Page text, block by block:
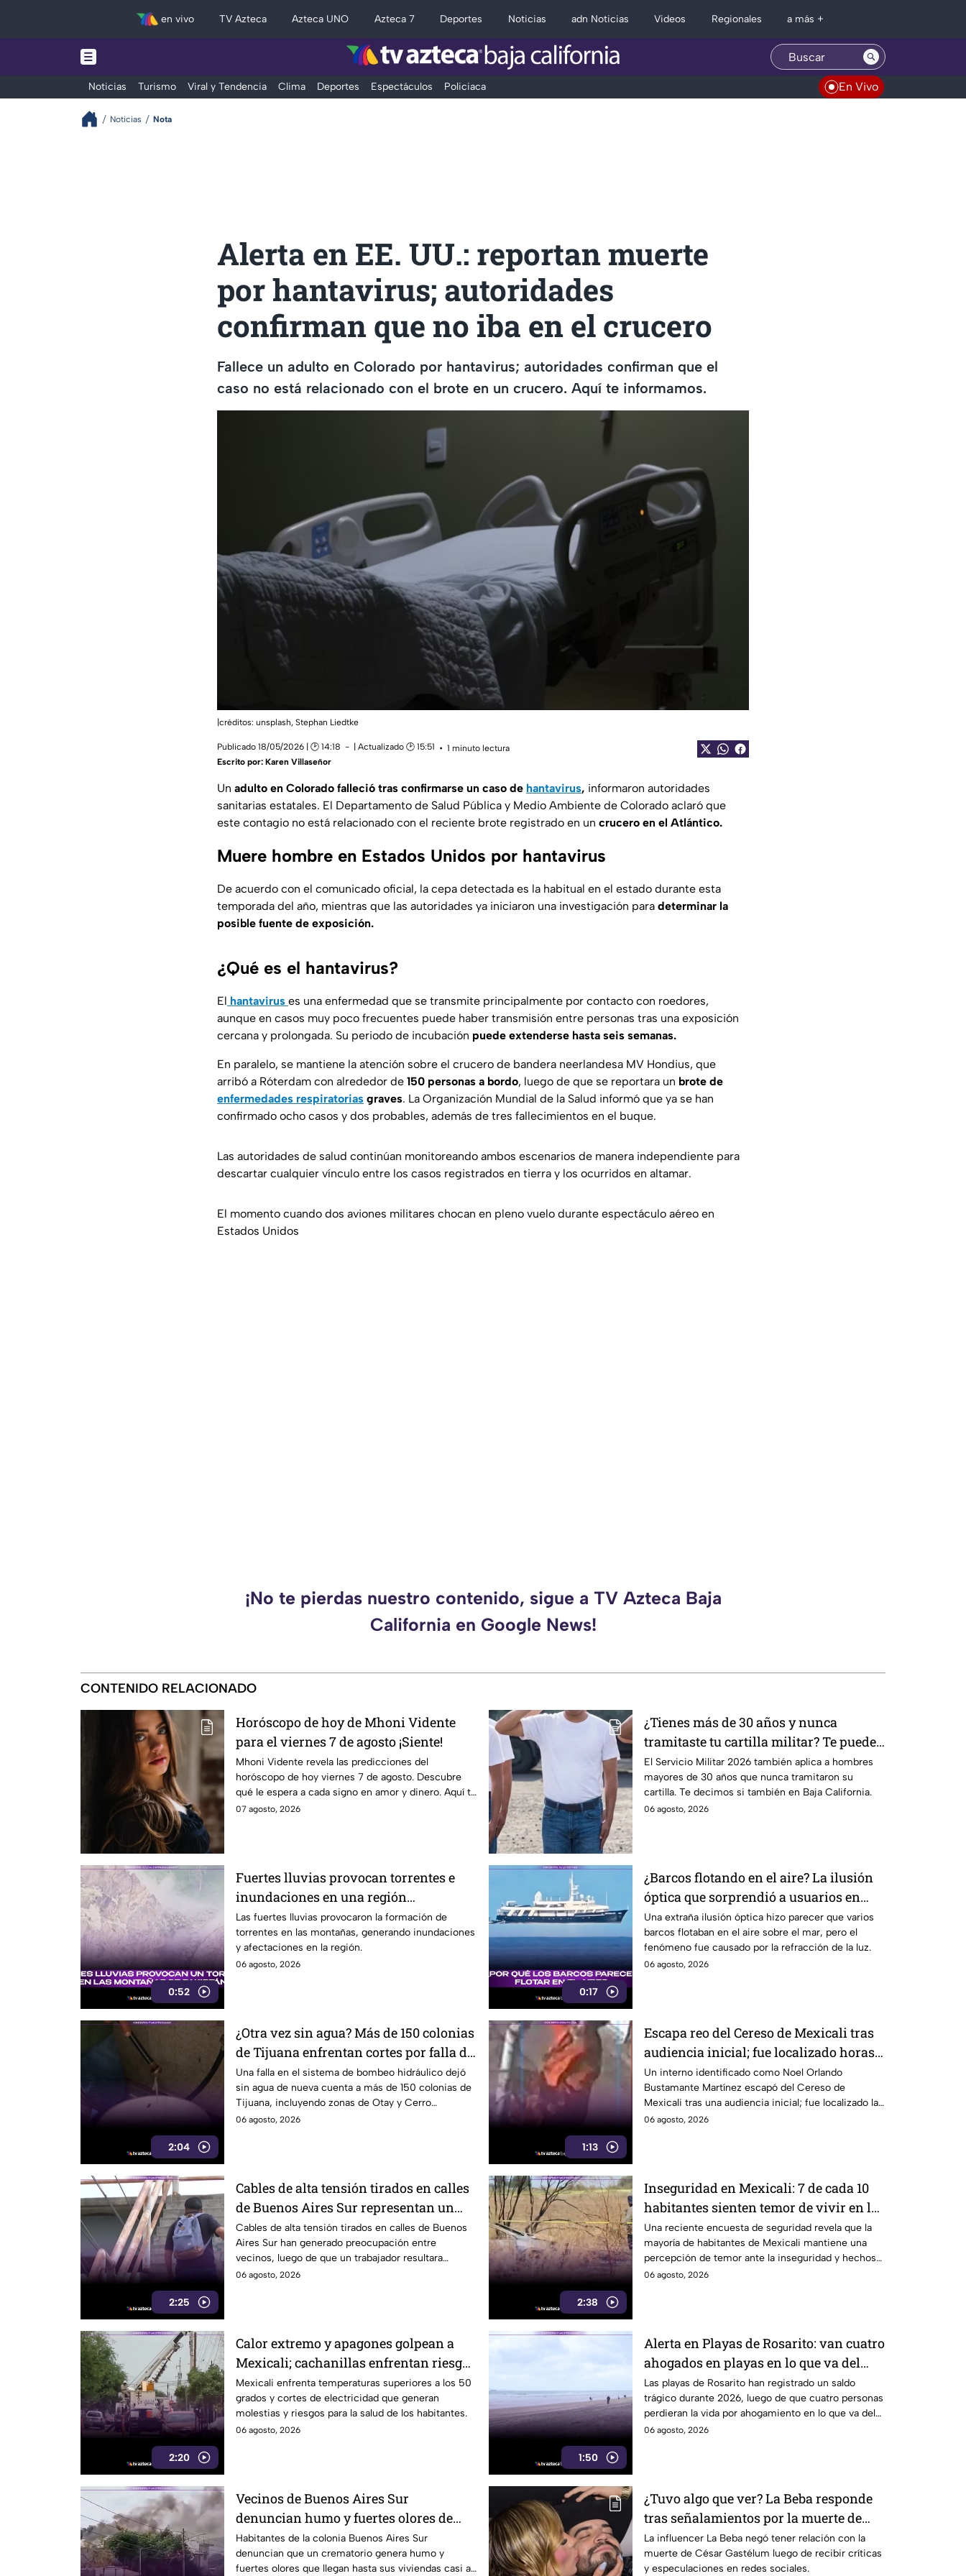
en vivo TV Azteca Azteca UNO Azteca 7 Deportes Noticias adn Noticias Videos Regionales a más +
Noticias Turismo Viral y Tendencia Clima Deportes Espectáculos Policiaca En Vivo
Noticias Nota
Alerta en EE. UU.: reportan muerte
por hantavirus; autoridades
confirman que no iba en el crucero
Fallece un adulto en Colorado por hantavirus; autoridades confirman que el
caso no está relacionado con el brote en un crucero. Aquí te informamos.
|créditos: unsplash, Stephan Liedtke
Publicado 18/05/2026 | 🕑 14:18 | Actualizado 🕑 15:51
1 minuto lectura
Escrito por: Karen Villaseñor
Un adulto en Colorado falleció tras confirmarse un caso de hantavirus, informaron autoridades
sanitarias estatales. El Departamento de Salud Pública y Medio Ambiente de Colorado aclaró que
este contagio no está relacionado con el reciente brote registrado en un crucero en el Atlántico.
Muere hombre en Estados Unidos por hantavirus
De acuerdo con el comunicado oficial, la cepa detectada es la habitual en el estado durante esta
temporada del año, mientras que las autoridades ya iniciaron una investigación para determinar la
posible fuente de exposición.
¿Qué es el hantavirus?
El hantavirus es una enfermedad que se transmite principalmente por contacto con roedores,
aunque en casos muy poco frecuentes puede haber transmisión entre personas tras una exposición
cercana y prolongada. Su periodo de incubación puede extenderse hasta seis semanas.
En paralelo, se mantiene la atención sobre el crucero de bandera neerlandesa MV Hondius, que
arribó a Róterdam con alrededor de 150 personas a bordo, luego de que se reportara un brote de
enfermedades respiratorias graves. La Organización Mundial de la Salud informó que ya se han
confirmado ocho casos y dos probables, además de tres fallecimientos en el buque.
Las autoridades de salud continúan monitoreando ambos escenarios de manera independiente para
descartar cualquier vínculo entre los casos registrados en tierra y los ocurridos en altamar.
El momento cuando dos aviones militares chocan en pleno vuelo durante espectáculo aéreo en
Estados Unidos
¡No te pierdas nuestro contenido, sigue a TV Azteca Baja
California en Google News!
CONTENIDO RELACIONADO
Horóscopo de hoy de Mhoni Vidente
para el viernes 7 de agosto ¡Siente!
Mhoni Vidente revela las predicciones del
horóscopo de hoy viernes 7 de agosto. Descubre
qué le espera a cada signo en amor y dinero. Aquí te
informamos.
07 agosto, 2026
¿Tienes más de 30 años y nunca
tramitaste tu cartilla militar? Te pueden
llamar para hacer servicio en Baja
California
El Servicio Militar 2026 también aplica a hombres
mayores de 30 años que nunca tramitaron su
cartilla. Te decimos si también en Baja California.
06 agosto, 2026
0:52
Fuertes lluvias provocan torrentes e
inundaciones en una región
montañosa
Las fuertes lluvias provocaron la formación de
torrentes en las montañas, generando inundaciones
y afectaciones en la región.
06 agosto, 2026
0:17
¿Barcos flotando en el aire? La ilusión
óptica que sorprendió a usuarios en
redes sociales
Una extraña ilusión óptica hizo parecer que varios
barcos flotaban en el aire sobre el mar, pero el
fenómeno fue causado por la refracción de la luz.
06 agosto, 2026
2:04
¿Otra vez sin agua? Más de 150 colonias
de Tijuana enfrentan cortes por falla de
CESPT
Una falla en el sistema de bombeo hidráulico dejó
sin agua de nueva cuenta a más de 150 colonias de
Tijuana, incluyendo zonas de Otay y Cerro
Colorado.
06 agosto, 2026
1:13
Escapa reo del Cereso de Mexicali tras
audiencia inicial; fue localizado horas
después
Un interno identificado como Noel Orlando
Bustamante Martínez escapó del Cereso de
Mexicali tras una audiencia inicial; fue localizado la
noche del miércoles.
06 agosto, 2026
2:25
Cables de alta tensión tirados en calles
de Buenos Aires Sur representan un
riesgo para peatones en Tijuana
Cables de alta tensión tirados en calles de Buenos
Aires Sur han generado preocupación entre
vecinos, luego de que un trabajador resultara
electrocutado.
06 agosto, 2026
2:38
Inseguridad en Mexicali: 7 de cada 10
habitantes sienten temor de vivir en la
capital cachanilla
Una reciente encuesta de seguridad revela que la
mayoría de habitantes de Mexicali mantiene una
percepción de temor ante la inseguridad y hechos
delictivos.
06 agosto, 2026
2:20
Calor extremo y apagones golpean a
Mexicali; cachanillas enfrentan riesgos
por falta de electricidad
Mexicali enfrenta temperaturas superiores a los 50
grados y cortes de electricidad que generan
molestias y riesgos para la salud de los habitantes.
06 agosto, 2026
1:50
Alerta en Playas de Rosarito: van cuatro
ahogados en playas en lo que va del
año
Las playas de Rosarito han registrado un saldo
trágico durante 2026, luego de que cuatro personas
perdieran la vida por ahogamiento en lo que va del
año.
06 agosto, 2026
Vecinos de Buenos Aires Sur
denuncian humo y fuertes olores de
crematorio que entran a sus casas
Habitantes de la colonia Buenos Aires Sur
denuncian que un crematorio genera humo y
fuertes olores que llegan hasta sus viviendas casi a
¿Tuvo algo que ver? La Beba responde
tras señalamientos por la muerte de
César Gastélum
La influencer La Beba negó tener relación con la
muerte de César Gastélum luego de recibir críticas
y especulaciones en redes sociales.